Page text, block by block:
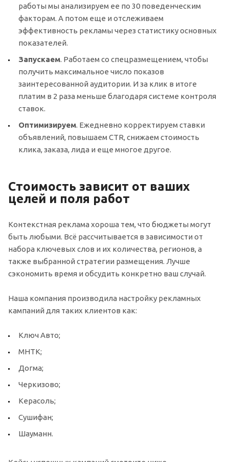
работы мы анализируем ее по 30 поведенческим
факторам. А потом еще и отслеживаем
эффективность рекламы через статистику основных
показателей.
Запускаем. Работаем со спецразмещением, чтобы
получить максимальное число показов
заинтересованной аудитории. И за клик в итоге
платим в 2 раза меньше благодаря системе контроля
ставок.
Оптимизируем. Ежедневно корректируем ставки
объявлений, повышаем CTR, снижаем стоимость
клика, заказа, лида и еще многое другое.
Стоимость зависит от ваших
целей и поля работ
Контекстная реклама хороша тем, что бюджеты могут
быть любыми. Всё рассчитывается в зависимости от
набора ключевых слов и их количества, регионов, а
также выбранной стратегии размещения. Лучше
сэкономить время и обсудить конкретно ваш случай.
Наша компания производила настройку рекламных
кампаний для таких клиентов как:
Ключ Авто;
МНТК;
Догма;
Черкизово;
Керасоль;
Сушифан;
Шауманн.